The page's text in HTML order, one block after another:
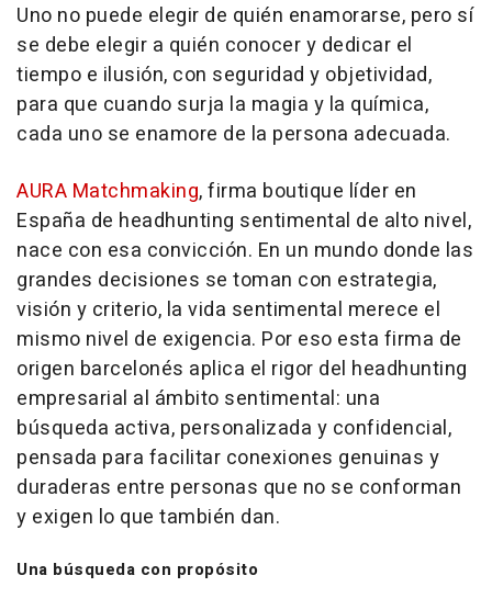
Uno no puede elegir de quién enamorarse, pero sí
se debe elegir a quién conocer y dedicar el
tiempo e ilusión, con seguridad y objetividad,
para que cuando surja la magia y la química,
cada uno se enamore de la persona adecuada.
AURA Matchmaking, firma boutique líder en
España de headhunting sentimental de alto nivel,
nace con esa convicción. En un mundo donde las
grandes decisiones se toman con estrategia,
visión y criterio, la vida sentimental merece el
mismo nivel de exigencia. Por eso esta firma de
origen barcelonés aplica el rigor del headhunting
empresarial al ámbito sentimental: una
búsqueda activa, personalizada y confidencial,
pensada para facilitar conexiones genuinas y
duraderas entre personas que no se conforman
y exigen lo que también dan.
Una búsqueda con propósito